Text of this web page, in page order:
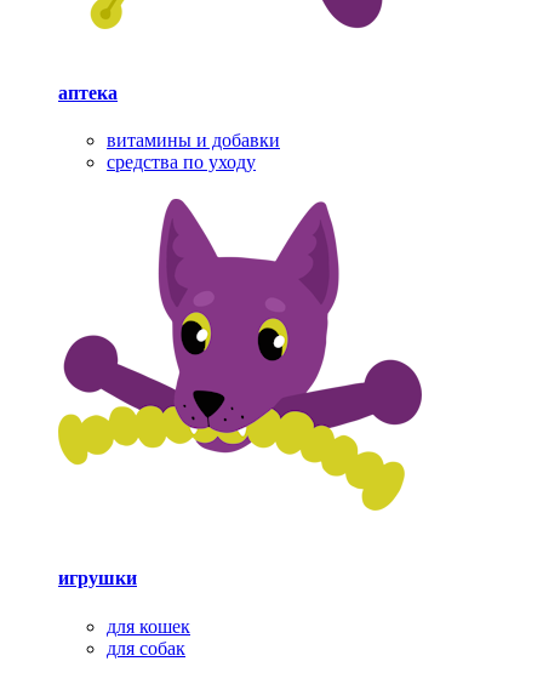
аптека
витамины и добавки
средства по уходу
игрушки
для кошек
для собак